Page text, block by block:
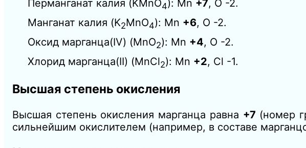
Перманганат калия (KMnO4): Mn +7, O -2.
Манганат калия (K2MnO4): Mn +6, O -2.
Оксид марганца(IV) (MnO2): Mn +4, O -2.
Хлорид марганца(II) (MnCl2): Mn +2, Cl -1.
Высшая степень окисления
Высшая степень окисления марганца равна +7 (номер
сильнейшим окислителем (например, в составе